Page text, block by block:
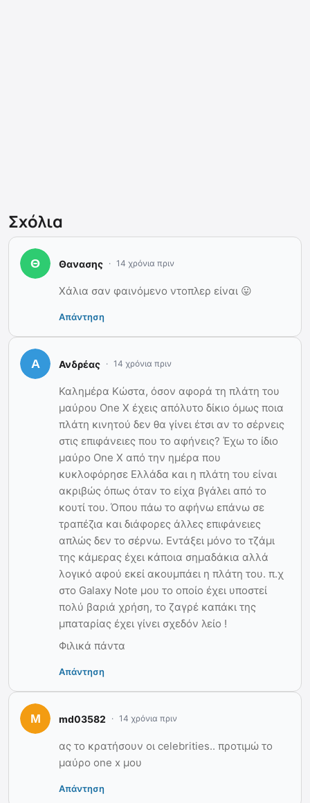
Σχόλια
Θανασης 14 χρόνια πριν
Χάλια σαν φαινόμενο ντοπλερ είναι 😛
Απάντηση
Ανδρέας 14 χρόνια πριν
Καλημέρα Κώστα, όσον αφορά τη πλάτη του
μαύρου One X έχεις απόλυτο δίκιο όμως ποια
πλάτη κινητού δεν θα γίνει έτσι αν το σέρνεις
στις επιφάνειες που το αφήνεις? Έχω το ίδιο
μαύρο One X από την ημέρα που
κυκλοφόρησε Ελλάδα και η πλάτη του είναι
ακριβώς όπως όταν το είχα βγάλει από το
κουτί του. Όπου πάω το αφήνω επάνω σε
τραπέζια και διάφορες άλλες επιφάνειες
απλώς δεν το σέρνω. Εντάξει μόνο το τζάμι
της κάμερας έχει κάποια σημαδάκια αλλά
λογικό αφού εκεί ακουμπάει η πλάτη του. π.χ
στο Galaxy Note μου το οποίο έχει υποστεί
πολύ βαριά χρήση, το ζαγρέ καπάκι της
μπαταρίας έχει γίνει σχεδόν λείο !
Φιλικά πάντα
Απάντηση
md03582 14 χρόνια πριν
ας το κρατήσουν οι celebrities.. προτιμώ το
μαύρο one x μου
Απάντηση